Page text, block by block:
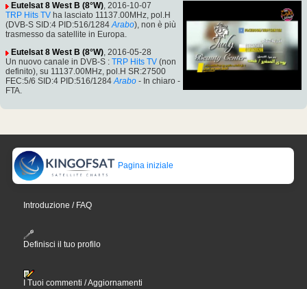
Eutelsat 8 West B (8°W), 2016-10-07
TRP Hits TV ha lasciato 11137.00MHz, pol.H
(DVB-S SID:4 PID:516/1284 Arabo), non è più
trasmesso da satellite in Europa.
Eutelsat 8 West B (8°W), 2016-05-28
Un nuovo canale in DVB-S : TRP Hits TV (non
definito), su 11137.00MHz, pol.H SR:27500
FEC:5/6 SID:4 PID:516/1284 Arabo - In chiaro -
FTA.
Pagina iniziale
Introduzione / FAQ
Definisci il tuo profilo
I Tuoi commenti / Aggiornamenti